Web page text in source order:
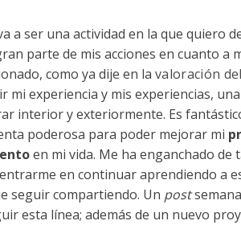
a ser una actividad en la que quiero
parte de mis acciones en cuanto a
como ya dije en la valoración
mi experiencia y mis experiencias,
interior y exteriormente. Es
poderosa para poder mejorar mi
en mi vida. Me ha enganchado
en continuar aprendiendo a
seguir compartiendo. Un post
esta línea; además de un nuevo